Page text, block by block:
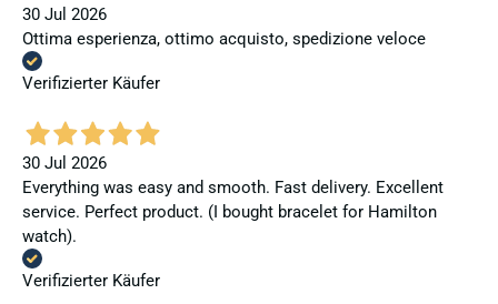
30 Jul 2026
Ottima esperienza, ottimo acquisto, spedizione veloce
Verifizierter Käufer
30 Jul 2026
Everything was easy and smooth. Fast delivery. Excellent
service. Perfect product. (I bought bracelet for Hamilton
watch).
Verifizierter Käufer